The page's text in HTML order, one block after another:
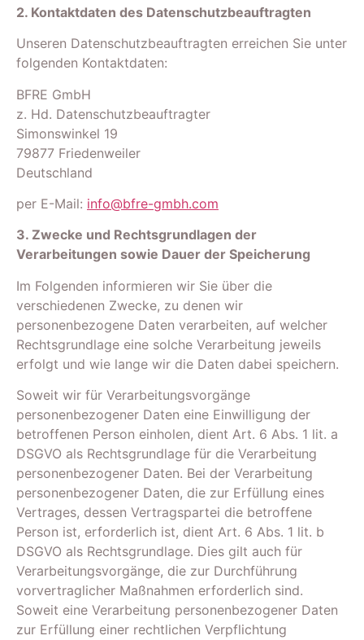
2. Kontaktdaten des Datenschutzbeauftragten
Unseren Datenschutzbeauftragten erreichen Sie unter
folgenden Kontaktdaten:
BFRE GmbH
z. Hd. Datenschutzbeauftragter
Simonswinkel 19
79877 Friedenweiler
Deutschland
per E-Mail: info@bfre-gmbh.com
3. Zwecke und Rechtsgrundlagen der
Verarbeitungen sowie Dauer der Speicherung
Im Folgenden informieren wir Sie über die
verschiedenen Zwecke, zu denen wir
personenbezogene Daten verarbeiten, auf welcher
Rechtsgrundlage eine solche Verarbeitung jeweils
erfolgt und wie lange wir die Daten dabei speichern.
Soweit wir für Verarbeitungsvorgänge
personenbezogener Daten eine Einwilligung der
betroffenen Person einholen, dient Art. 6 Abs. 1 lit. a
DSGVO als Rechtsgrundlage für die Verarbeitung
personenbezogener Daten. Bei der Verarbeitung
personenbezogener Daten, die zur Erfüllung eines
Vertrages, dessen Vertragspartei die betroffene
Person ist, erforderlich ist, dient Art. 6 Abs. 1 lit. b
DSGVO als Rechtsgrundlage. Dies gilt auch für
Verarbeitungsvorgänge, die zur Durchführung
vorvertraglicher Maßnahmen erforderlich sind.
Soweit eine Verarbeitung personenbezogener Daten
zur Erfüllung einer rechtlichen Verpflichtung